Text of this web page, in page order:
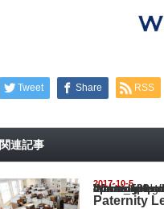
Tweet Share RSS
関連記事
2017-10-5
Warning
: Undefined array key
/home/netst/kuno-cpa.co.jp/
on line183
Paternity